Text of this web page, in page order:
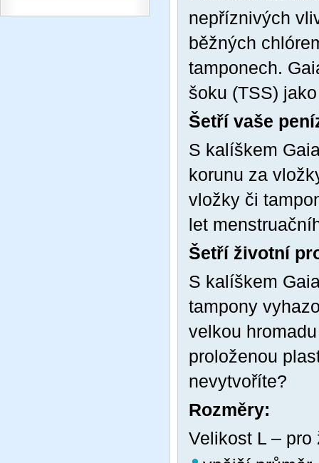
nepříznivých
běžných
tamponech.
šoku (TSS)
Šetří vaše
S kalíškem
korunu za
vložky či
let
Šetří životní
S kalíškem
tampony
velkou
proloženou
nevytvoříte?
Rozměry:
Velikost L –